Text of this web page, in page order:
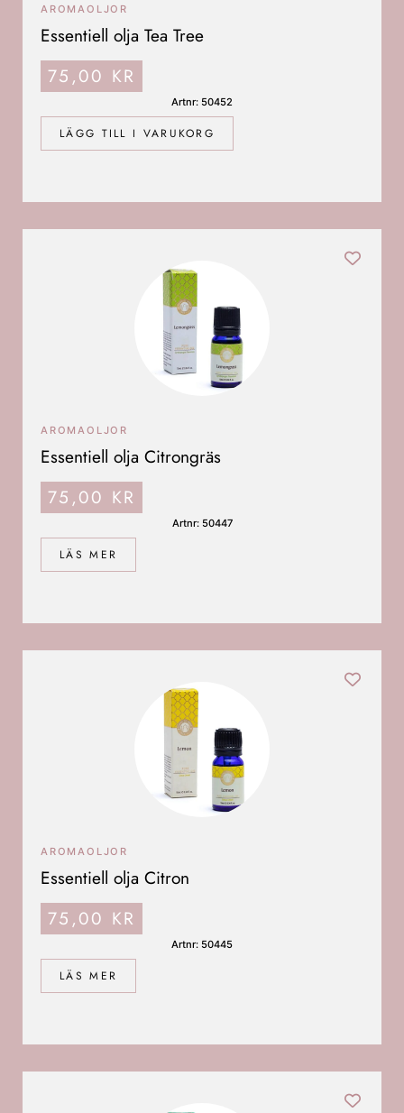
LÄGG TILL I VARUKORG
AROMAOLJOR
Essentiell olja Tea Tree
75,00 KR
Artnr: 50452
LÄS MER
AROMAOLJOR
Essentiell olja Citrongräs
75,00 KR
Artnr: 50447
LÄS MER
AROMAOLJOR
Essentiell olja Citron
75,00 KR
Artnr: 50445